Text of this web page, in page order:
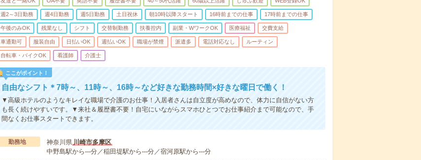
週2～3日勤務 週4日勤務 週5日勤務 土日祝休 朝10時以降スタート 16時前までの仕事 17時前までの仕事
午後のみOK 残業なし シフト 交替制勤務 扶養控内 副業・WワークOK 医療福祉 交費支給
車通勤可 服装自由 日払いOK 週払いOK 職場が禁煙 派遣多 電話対応なし ルーティン
自転車・バイクOK 看護師 介護士
ここがポイント！
自由なシフト＊7時～、11時～、16時～など好きな勤務時間×好きな曜日で働く！
▼高級ホテルのようなキレイな職場で介護のお仕事！入居者さんは自立度が高めなので、体力に自信がない方
も長く続けやすいです。▼来社＆履歴書不要！自宅にいながらスマホひとつでお仕事紹介まで可能なので、手
間なくお仕事スタートできます。
勤務地 神奈川県川崎市多摩区
中野島駅から---分／稲田堤駅から---分／宿河原駅から---分